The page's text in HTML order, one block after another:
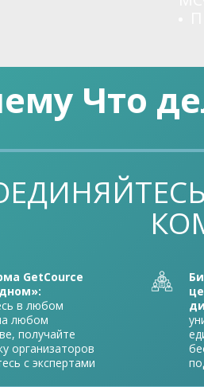
Что
GetCource
в любом
любом
получайте
организаторов
с экспертами